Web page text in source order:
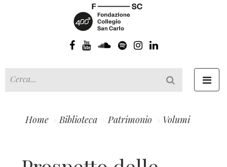
Home Biblioteca Patrimonio Volumi